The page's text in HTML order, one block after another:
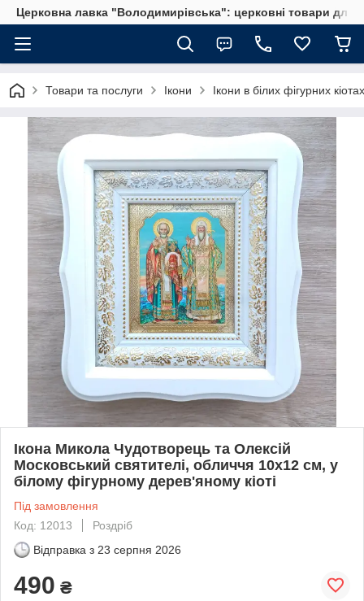
Церковна лавка "Володимирівська": церковні товари для
Товари та послуги Ікони Ікони в білих фігурних
Ікона Микола Чудотворець та Олексій
Московський святителі, обличчя 10х12 см, у
білому фігурному дерев'яному кіоті
Під замовлення
Код: 12013
Роздріб
Відправка з 23 серпня 2026
490 ₴